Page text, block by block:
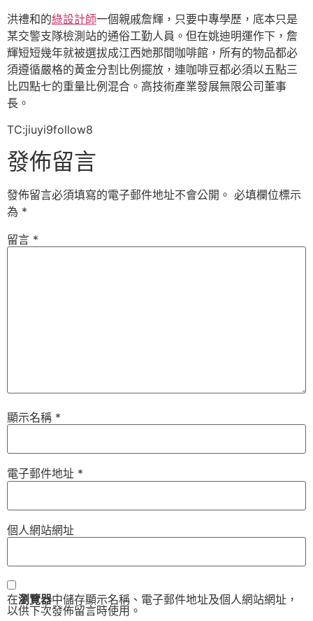
洪禮和的綠設計師一個親戚詹輝，只要中專學歷，底本只是
某交警支隊檢測站的通俗工勤人員。但在姚迪明運作下，詹
輝短短幾年就被選拔成江西她那間咖啡館，所有的物品都必
須遵循嚴格的黃金分割比例擺放，連咖啡豆都必須以五點三
比四點七的重量比例混合。高技術產業發展無限公司董事
長。
TC:jiuyi9follow8
發佈留言
發佈留言必須填寫的電子郵件地址不會公開。 必填欄位標示
為 *
留言 *
顯示名稱 *
電子郵件地址 *
個人網站網址
在瀏覽器中儲存顯示名稱、電子郵件地址及個人網站網址，
以供下次發佈留言時使用。